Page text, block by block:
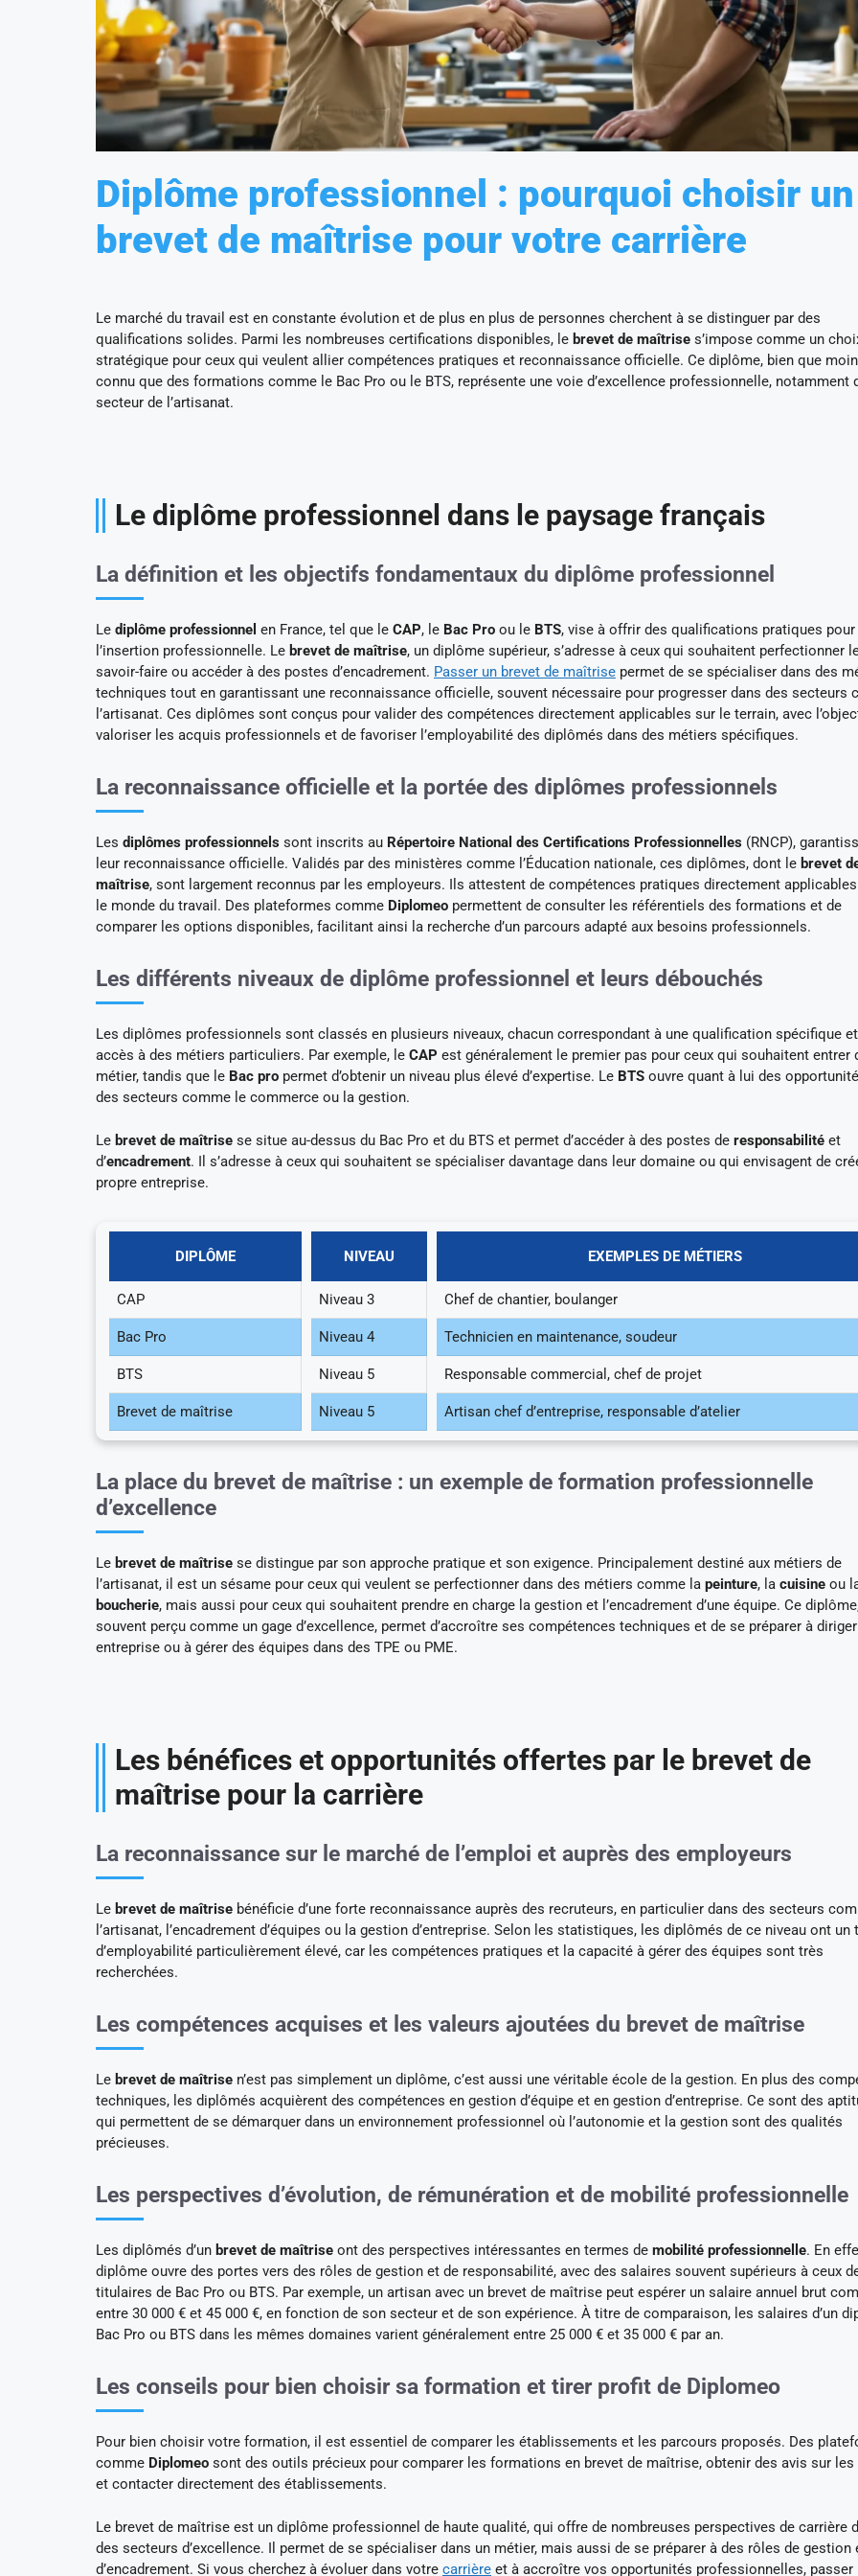
Diplôme professionnel : pourquoi choisir un
brevet de maîtrise pour votre carrière
Le marché du travail est en constante évolution et de plus en plus de personnes cherchent à se distinguer par des
qualifications solides. Parmi les nombreuses certifications disponibles, le brevet de maîtrise s’impose comme un
stratégique pour ceux qui veulent allier compétences pratiques et reconnaissance officielle. Ce diplôme, bien que
connu que des formations comme le Bac Pro ou le BTS, représente une voie d’excellence professionnelle, notamment
secteur de l’artisanat.
Le diplôme professionnel dans le paysage français
La définition et les objectifs fondamentaux du diplôme professionnel
Le diplôme professionnel en France, tel que le CAP, le Bac Pro ou le BTS, vise à offrir des qualifications pratiques pour
l’insertion professionnelle. Le brevet de maîtrise, un diplôme supérieur, s’adresse à ceux qui souhaitent perfectionner
savoir-faire ou accéder à des postes d’encadrement. Passer un brevet de maîtrise permet de se spécialiser dans des
techniques tout en garantissant une reconnaissance officielle, souvent nécessaire pour progresser dans des secteurs
l’artisanat. Ces diplômes sont conçus pour valider des compétences directement applicables sur le terrain, avec
valoriser les acquis professionnels et de favoriser l’employabilité des diplômés dans des métiers spécifiques.
La reconnaissance officielle et la portée des diplômes professionnels
Les diplômes professionnels sont inscrits au Répertoire National des Certifications Professionnelles (RNCP),
leur reconnaissance officielle. Validés par des ministères comme l’Éducation nationale, ces diplômes, dont le brevet
maîtrise, sont largement reconnus par les employeurs. Ils attestent de compétences pratiques directement
le monde du travail. Des plateformes comme Diplomeo permettent de consulter les référentiels des formations et de
comparer les options disponibles, facilitant ainsi la recherche d’un parcours adapté aux besoins professionnels.
Les différents niveaux de diplôme professionnel et leurs débouchés
Les diplômes professionnels sont classés en plusieurs niveaux, chacun correspondant à une qualification spécifique
accès à des métiers particuliers. Par exemple, le CAP est généralement le premier pas pour ceux qui souhaitent entrer
métier, tandis que le Bac pro permet d’obtenir un niveau plus élevé d’expertise. Le BTS ouvre quant à lui des
des secteurs comme le commerce ou la gestion.
Le brevet de maîtrise se situe au-dessus du Bac Pro et du BTS et permet d’accéder à des postes de responsabilité et
d’encadrement. Il s’adresse à ceux qui souhaitent se spécialiser davantage dans leur domaine ou qui envisagent de
propre entreprise.
DIPLÔME NIVEAU EXEMPLES DE MÉTIERS
CAP Niveau 3 Chef de chantier, boulanger
Bac Pro Niveau 4 Technicien en maintenance, soudeur
BTS Niveau 5 Responsable commercial, chef de projet
Brevet de maîtrise Niveau 5 Artisan chef d’entreprise, responsable d’atelier
La place du brevet de maîtrise : un exemple de formation professionnelle
d’excellence
Le brevet de maîtrise se distingue par son approche pratique et son exigence. Principalement destiné aux métiers de
l’artisanat, il est un sésame pour ceux qui veulent se perfectionner dans des métiers comme la peinture, la cuisine ou
boucherie, mais aussi pour ceux qui souhaitent prendre en charge la gestion et l’encadrement d’une équipe. Ce
souvent perçu comme un gage d’excellence, permet d’accroître ses compétences techniques et de se préparer à
entreprise ou à gérer des équipes dans des TPE ou PME.
Les bénéfices et opportunités offertes par le brevet de
maîtrise pour la carrière
La reconnaissance sur le marché de l’emploi et auprès des employeurs
Le brevet de maîtrise bénéficie d’une forte reconnaissance auprès des recruteurs, en particulier dans des secteurs
l’artisanat, l’encadrement d’équipes ou la gestion d’entreprise. Selon les statistiques, les diplômés de ce niveau ont un
d’employabilité particulièrement élevé, car les compétences pratiques et la capacité à gérer des équipes sont très
recherchées.
Les compétences acquises et les valeurs ajoutées du brevet de maîtrise
Le brevet de maîtrise n’est pas simplement un diplôme, c’est aussi une véritable école de la gestion. En plus des
techniques, les diplômés acquièrent des compétences en gestion d’équipe et en gestion d’entreprise. Ce sont des
qui permettent de se démarquer dans un environnement professionnel où l’autonomie et la gestion sont des qualités
précieuses.
Les perspectives d’évolution, de rémunération et de mobilité professionnelle
Les diplômés d’un brevet de maîtrise ont des perspectives intéressantes en termes de mobilité professionnelle. En
diplôme ouvre des portes vers des rôles de gestion et de responsabilité, avec des salaires souvent supérieurs à ceux
titulaires de Bac Pro ou BTS. Par exemple, un artisan avec un brevet de maîtrise peut espérer un salaire annuel brut
entre 30 000 € et 45 000 €, en fonction de son secteur et de son expérience. À titre de comparaison, les salaires d’un
Bac Pro ou BTS dans les mêmes domaines varient généralement entre 25 000 € et 35 000 € par an.
Les conseils pour bien choisir sa formation et tirer profit de Diplomeo
Pour bien choisir votre formation, il est essentiel de comparer les établissements et les parcours proposés. Des
comme Diplomeo sont des outils précieux pour comparer les formations en brevet de maîtrise, obtenir des avis sur les
et contacter directement des établissements.
Le brevet de maîtrise est un diplôme professionnel de haute qualité, qui offre de nombreuses perspectives de carrière
des secteurs d’excellence. Il permet de se spécialiser dans un métier, mais aussi de se préparer à des rôles de gestion
d’encadrement. Si vous cherchez à évoluer dans votre carrière et à accroître vos opportunités professionnelles, passer